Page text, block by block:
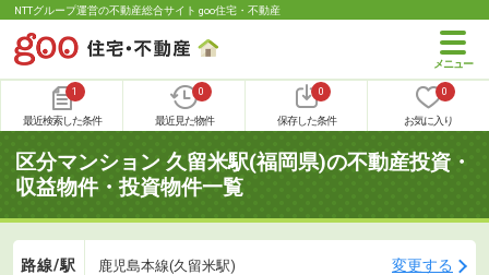
NTTグループ運営の不動産総合サイト goo住宅・不動産
1
最近検索した条件
0
最近見た物件
0
保存した条件
0
お気に入り
区分マンション 久留米駅(福岡県)の不動産投資・
収益物件・投資物件一覧
路線/駅 鹿児島本線(久留米駅) 変更する